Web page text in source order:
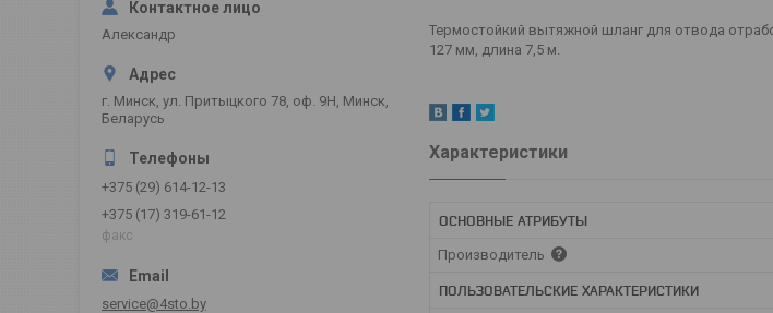
Термостойкий вытяжной шланг для отвода
127 мм, длина 7,5 м.
Характеристики
ОСНОВНЫЕ АТРИБУТЫ
Производитель
ПОЛЬЗОВАТЕЛЬСКИЕ ХАРАКТЕРИСТИКИ
Александр
г. Минск, ул. Притыцкого 78, оф. 9Н, Минск,
Беларусь
+375 (29) 614-12-13
+375 (17) 319-61-12
факс
service@4sto.by